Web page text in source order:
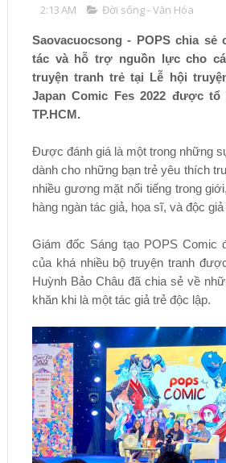
2:13 AM Đời sống - Văn Hóa
Saovacuocsong - POPS chia
tác và hỗ trợ nguồn lực cho
truyện tranh trẻ tại Lễ hội
Japan Comic Fes 2022 được
TP.HCM.
Được đánh giá là một trong những
dành cho những bạn trẻ yêu thích
nhiều gương mặt nổi tiếng trong
hàng ngàn tác giả, họa sĩ, và độc giả
Giám đốc Sáng tạo POPS Comic
của khá nhiều bộ truyện tranh
Huỳnh Bảo Châu đã chia sẻ về
khăn khi là một tác giả trẻ độc lập.